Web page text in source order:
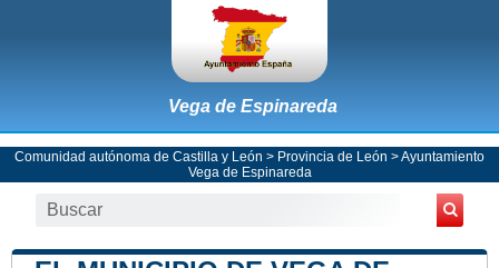
Vega de Espinareda
Comunidad autónoma de Castilla y León > Provincia de León >Ayuntamiento
Vega de Espinareda